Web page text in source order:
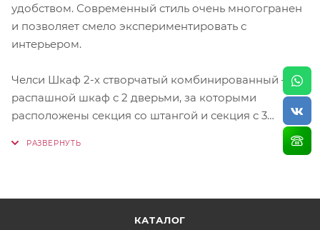
удобством. Современный стиль очень многогранен
и позволяет смело экспериментировать с
интерьером.
Челси Шкаф 2-х створчатый комбинированный —
распашной шкаф с 2 дверьми, за которыми
расположены секция со штангой и секция с 3
полками, и 2 ящиками. Материал шкафа — ЛДСП,
КАТАЛОГ